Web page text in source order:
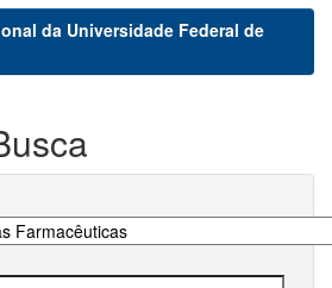
da Universidade Federal de